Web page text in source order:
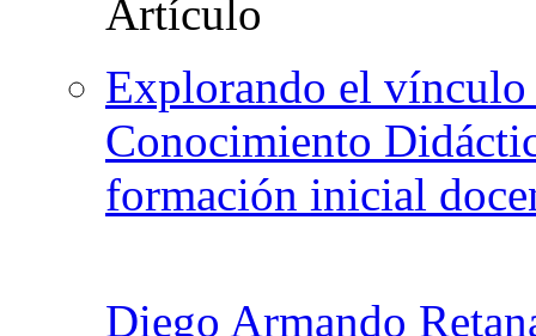
Explorando el vínculo
Conocimiento
formación inicial
Diego Armando